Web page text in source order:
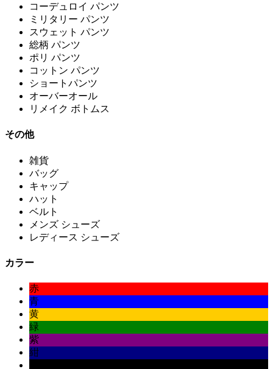
コーデュロイ パンツ
ミリタリー パンツ
スウェット パンツ
総柄 パンツ
ポリ パンツ
コットン パンツ
ショートパンツ
オーバーオール
リメイク ボトムス
その他
雑貨
バッグ
キャップ
ハット
ベルト
メンズ シューズ
レディース シューズ
カラー
赤
青
黄
緑
紫
紺